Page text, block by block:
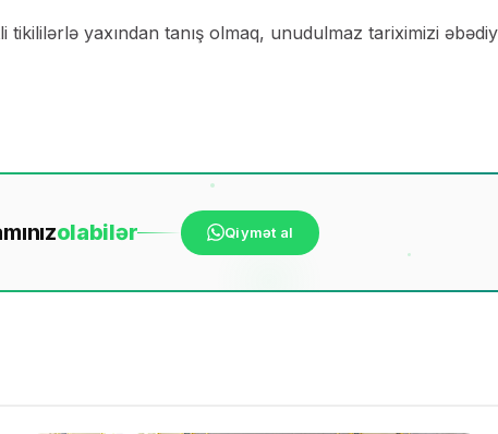
yaxından tanış olmaq, unudulmaz tariximizi
olabilər Qiymət al